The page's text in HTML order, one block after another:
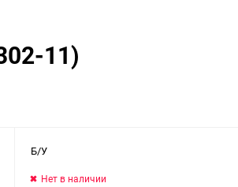
11)
Б/У
Нет в наличии